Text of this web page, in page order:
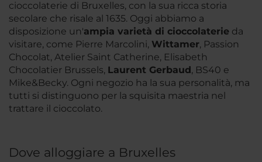
cioccolaterie di Bruxelles, con la sua ricca storia
secolare che risale al 1635. Oggi abbiamo a
disposizione un'ampia varietà di cioccolaterie da
visitare, come Pierre Marcolini, Wittamer, Passion
Chocolat, Atelier Saint Catherine, Elisabeth
Chocolatier Brussels, Laurent Gerbaud , BS40 e
Mike&Becky. Ogni negozio ha la sua personalità, ma
tutti si distinguono per la squisita maestria nel
trattare il cioccolato.
Dove alloggiare a Bruxelles